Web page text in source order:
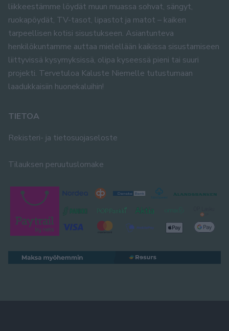
liikkeestämme löydät muun muassa sohvat, sängyt,
ruokapöydät, TV-tasot, lipastot ja matot – kaiken
tarpeellisen kotisi sisustukseen. Asiantunteva
henkilökuntamme auttaa mielellään kaikissa sisustamiseen
liittyvissä kysymyksissä, olipa kyseessä pieni tai suuri
projekti. Tervetuloa Kaluste Niemelle tutustumaan
laadukkaisiin huonekaluihin!
TIETOA
Rekisteri- ja tietosuojaseloste
Tilauksen peruutuslomake